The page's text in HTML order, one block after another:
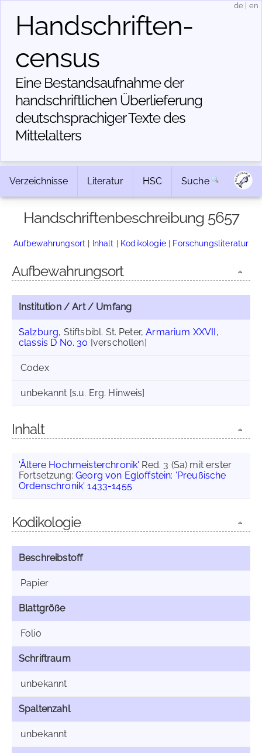
Handschriften­
census
Eine Bestandsaufnahme der
handschriftlichen Über­lieferung
deutschsprachiger Texte des
Mittelalters
de en
Verzeichnisse Literatur HSC Suche
Handschriftenbeschreibung 5657
Aufbewahrungsort | Inhalt | Kodikologie| Forschungsliteratur
Aufbewahrungsort
Institution / Art / Umfang
Salzburg, Stiftsbibl. St. Peter,Armarium XXVII,
classis D No. 30 [verschollen]
Codex
unbekannt [s.u. Erg. Hinweis]
Inhalt
'Ältere Hochmeisterchronik' Red. 3 (Sa) mit erster
Fortsetzung:Georg von Egloffstein: 'Preußische
Ordenschronik' 1433-1455
Kodikologie
Beschreibstoff
Papier
Blattgröße
Folio
Schriftraum
unbekannt
Spaltenzahl
unbekannt